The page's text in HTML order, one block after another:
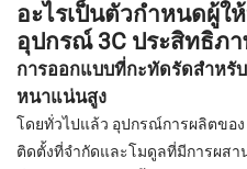
อะไรเป็นตัวกำหนดผู้ใ
อุปกรณ์ 3C ประสิทธิภ
การออกแบบที่กะทัดรัดสำหรั
หนาแน่นสูง
โดยทั่วไปแล้ว อุปกรณ์การผลิตขอ
ติดตั้งที่จำกัดและโมดูลที่มีการผสา